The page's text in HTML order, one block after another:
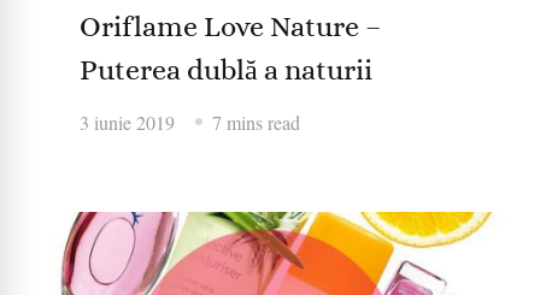
Oriflame Love Nature –
Puterea dublă a naturii
3 iunie 2019 7 mins read